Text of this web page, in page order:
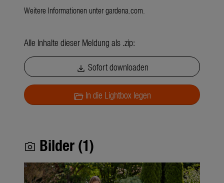
Weitere Informationen untergardena.com
Alle Inhalte dieser Meldung als .zip:
download Sofort downloaden
folder_openIn die Lightbox legen
photo_camera Bilder (1)